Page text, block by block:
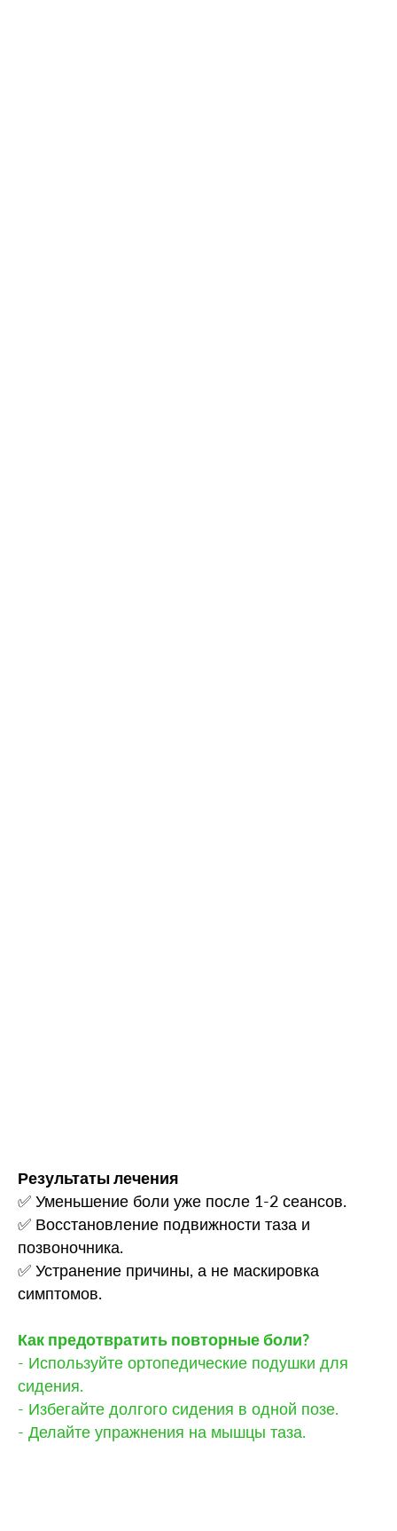
Результаты лечения
✅ Уменьшение боли уже после 1-2 сеансов.
✅ Восстановление подвижности таза и
позвоночника.
✅ Устранение причины, а не маскировка
симптомов.
Как предотвратить повторные боли?
- Используйте ортопедические подушки для
сидения.
- Избегайте долгого сидения в одной позе.
- Делайте упражнения на мышцы таза.